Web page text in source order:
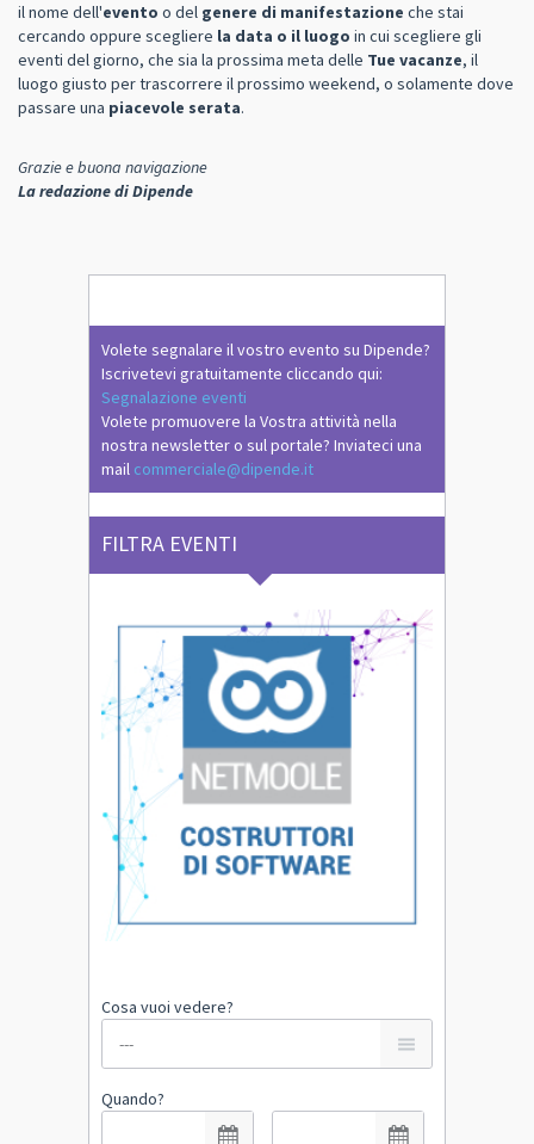
il nome dell'evento o del genere di manifestazione che stai
cercando oppure scegliere la data o il luogo in cui scegliere gli
eventi del giorno, che sia la prossima meta delle Tue vacanze, il
luogo giusto per trascorrere il prossimo weekend, o solamente dove
passare una piacevole serata.
Grazie e buona navigazione
La redazione di Dipende
Volete segnalare il vostro evento su Dipende?
Iscrivetevi gratuitamente cliccando qui:
Segnalazione eventi
Volete promuovere la Vostra attività nella
nostra newsletter o sul portale? Inviateci una
mail commerciale@dipende.it
FILTRA EVENTI
Cosa vuoi vedere?
Quando?